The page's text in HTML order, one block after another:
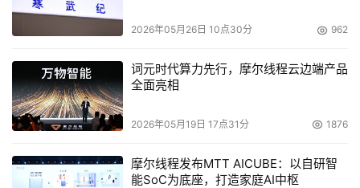
2026年05月26日 10点30分 962
词元时代算力先行，摩尔线程云边端产品
全面亮相
2026年05月19日 17点31分 1876
摩尔线程发布MTT AICUBE：以自研智
能SoC为底座，打造家庭AI中枢